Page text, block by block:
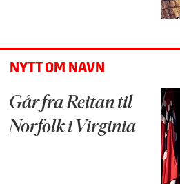
NYTT OM NAVN
Går fra Reitan til
Norfolk i Virginia